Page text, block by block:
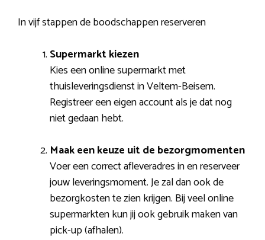
In vijf stappen de boodschappen reserveren
Supermarkt kiezen
Kies een online supermarkt met
thuisleveringsdienst in Veltem-Beisem.
Registreer een eigen account als je dat nog
niet gedaan hebt.
Maak een keuze uit de bezorgmomenten
Voer een correct afleveradres in en reserveer
jouw leveringsmoment. Je zal dan ook de
bezorgkosten te zien krijgen. Bij veel online
supermarkten kun jij ook gebruik maken van
pick-up (afhalen).